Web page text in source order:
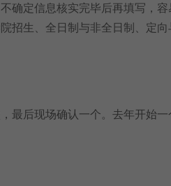
定信息核实完毕后再填写，容
招生、全日制与非全日制、定
后现场确认一个。去年开始一